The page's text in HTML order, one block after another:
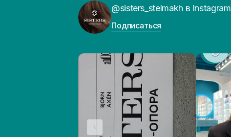
@sisters_stelmakh в Instagram
Подписаться